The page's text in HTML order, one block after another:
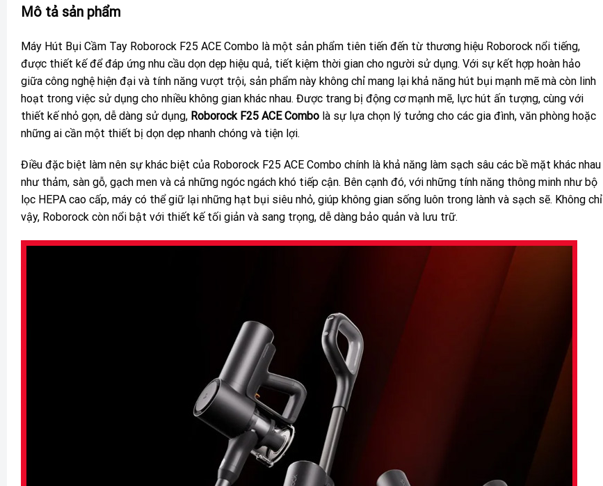
Mô tả sản phẩm
Máy Hút Bụi Cầm Tay Roborock F25 ACE Combo là một sản phẩm tiên tiến đến từ thương hiệu Roborock nổi tiếng,
được thiết kế để đáp ứng nhu cầu dọn dẹp hiệu quả, tiết kiệm thời gian cho người sử dụng. Với sự kết hợp hoàn hảo
giữa công nghệ hiện đại và tính năng vượt trội, sản phẩm này không chỉ mang lại khả năng hút bụi mạnh mẽ mà còn linh
hoạt trong việc sử dụng cho nhiều không gian khác nhau. Được trang bị động cơ mạnh mẽ, lực hút ấn tượng, cùng với
thiết kế nhỏ gọn, dễ dàng sử dụng, Roborock F25 ACE Combolà sự lựa chọn lý tưởng cho các gia đình, văn phòng hoặc
những ai cần một thiết bị dọn dẹp nhanh chóng và tiện lợi.
Điều đặc biệt làm nên sự khác biệt của Roborock F25 ACE Combo chính là khả năng làm sạch sâu các bề mặt khác nhau
như thảm, sàn gỗ, gạch men và cả những ngóc ngách khó tiếp cận. Bên cạnh đó, với những tính năng thông minh như bộ
lọc HEPA cao cấp, máy có thể giữ lại những hạt bụi siêu nhỏ, giúp không gian sống luôn trong lành và sạch sẽ. Không chỉ
vậy, Roborock còn nổi bật với thiết kế tối giản và sang trọng, dễ dàng bảo quản và lưu trữ.